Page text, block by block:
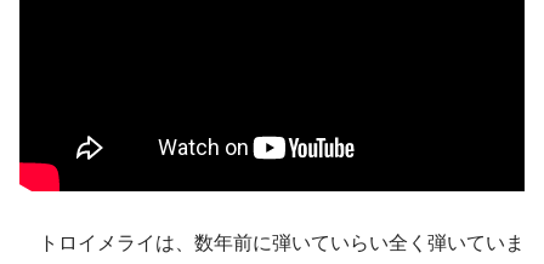
トロイメライは、数年前に弾いていらい全く弾いていま